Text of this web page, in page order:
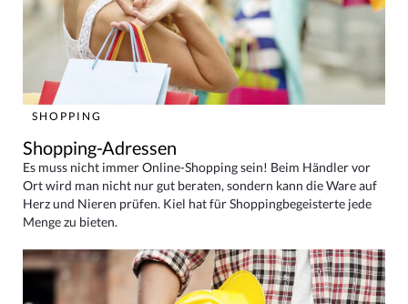
SHOPPING
Shopping-Adressen
Es muss nicht immer Online-Shopping sein! Beim Händler vor
Ort wird man nicht nur gut beraten, sondern kann die Ware auf
Herz und Nieren prüfen. Kiel hat für Shoppingbegeisterte jede
Menge zu bieten.